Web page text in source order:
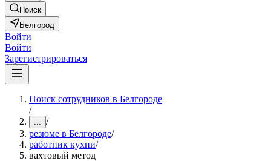
Поиск
Белгород
Войти
Войти
Зарегистрироваться
Поиск сотрудников в Белгороде
/
... /
резюме в Белгороде/
работник кухни/
вахтовый метод